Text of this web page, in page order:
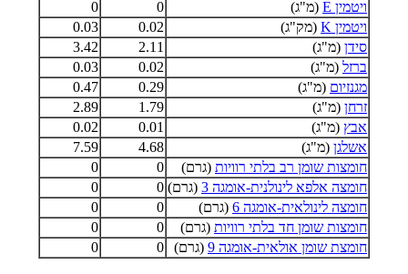
ויטמין E
(מ"ג) 0
0
ויטמין K
(מק"ג) 0.02
0.03
סידן (מ"ג) 2.11
3.42
ברזל (מ"ג) 0.02
0.03
מגנזיום (מ"ג) 0.29
0.47
זרחן (מ"ג) 1.79
2.89
אבץ (מ"ג) 0.01
0.02
אשלגן (מ"ג) 4.68
7.59
חומצות שומן רב בלתי רוויות (גרם) 0
0
חומצה אלפא לינולנית-אומגה 3
(גרם) 0
0
חומצה לינולאית-אומגה 6
(גרם) 0
0
חומצות שומן חד בלתי רוויות (גרם) 0
0
חומצת שומן אולאית-אומגה 9
(גרם) 0
0